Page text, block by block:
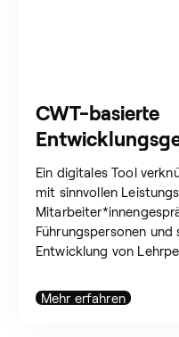
CWT-basierte
Ein digitales Tool
mit sinnvollen
Führungspersonen
Entwicklung von
Mehr erfahren